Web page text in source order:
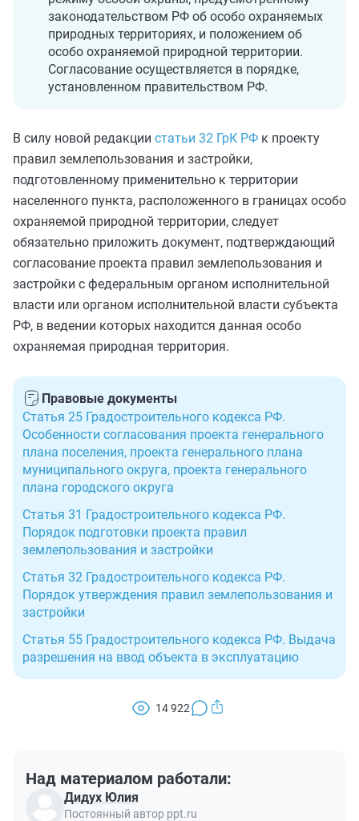
законодательством РФ об особо охраняемых
природных территориях, и положением об
особо охраняемой природной территории.
Согласование осуществляется в порядке,
установленном правительством РФ.
В силу новой редакции статьи 32 ГрК РФ к проекту
правил землепользования и застройки,
подготовленному применительно к территории
населенного пункта, расположенного в границах особо
охраняемой природной территории, следует
обязательно приложить документ, подтверждающий
согласование проекта правил землепользования и
застройки с федеральным органом исполнительной
власти или органом исполнительной власти субъекта
РФ, в ведении которых находится данная особо
охраняемая природная территория.
Правовые документы
Статья 25 Градостроительного кодекса РФ.
Особенности согласования проекта генерального
плана поселения, проекта генерального плана
муниципального округа, проекта генерального
плана городского округа
Статья 31 Градостроительного кодекса РФ.
Порядок подготовки проекта правил
землепользования и застройки
Статья 32 Градостроительного кодекса РФ.
Порядок утверждения правил землепользования и
застройки
Статья 55 Градостроительного кодекса РФ. Выдача
разрешения на ввод объекта в эксплуатацию
14 922
Над материалом работали:
Дидух Юлия
Постоянный автор ppt.ru